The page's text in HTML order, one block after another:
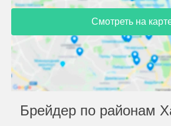
Смотреть на
Брейдер по районам